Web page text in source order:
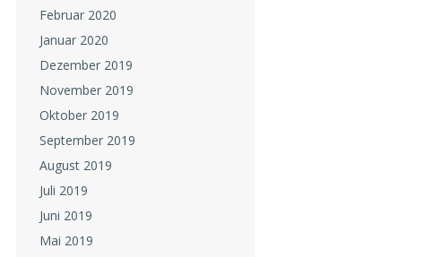
Februar 2020
Januar 2020
Dezember 2019
November 2019
Oktober 2019
September 2019
August 2019
Juli 2019
Juni 2019
Mai 2019